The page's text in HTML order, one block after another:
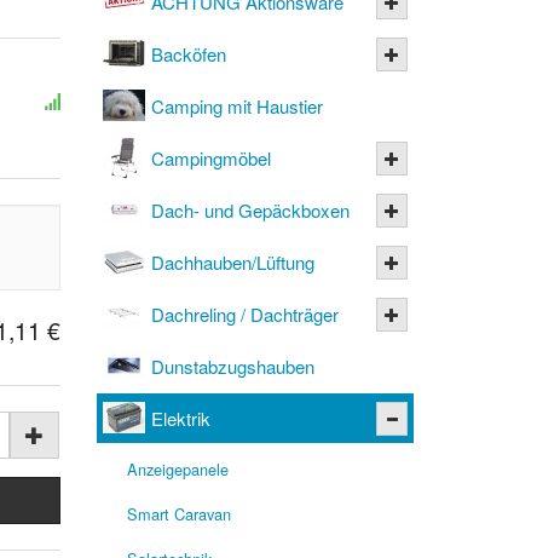
€
Backöfen
Camping mit Haustier
Campingmöbel
Dach- und Gepäckboxen
Dachhauben/Lüftung
Dachreling / Dachträger
Dunstabzugshauben
Elektrik
Anzeigepanele
Smart Caravan